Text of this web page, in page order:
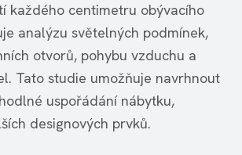
každého centimetru obývacího
analýzu světelných podmínek,
otvorů, pohybu vzduchu a
Tato studie umožňuje navrhnout
uspořádání nábytku,
designových prvků.